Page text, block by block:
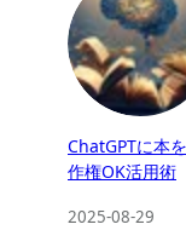
ChatGPTに本
作権OK活用術
2025-08-29